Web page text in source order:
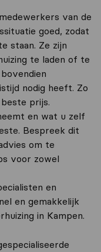
van de
goed, zodat
staan. Ze zijn
te laden of te
nodig heeft. Zo
prijs.
en wat u zelf
Bespreek dit
om te
voor zowel
en
en gemakkelijk
in Kampen.